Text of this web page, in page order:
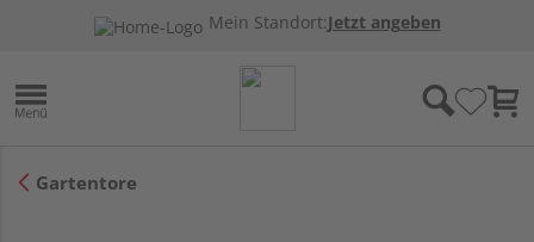
Mein Standort:Jetzt angeben
Gartentore